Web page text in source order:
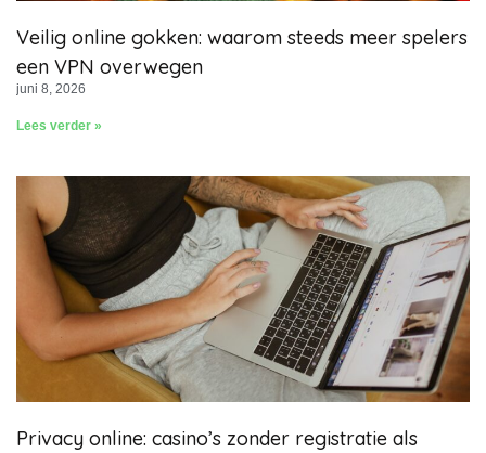
Veilig online gokken: waarom steeds meer spelers
een VPN overwegen
juni 8, 2026
Lees verder »
Privacy online: casino’s zonder registratie als